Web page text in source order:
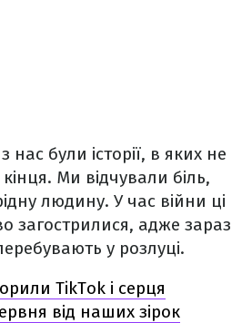
нас були історії, в яких не
Ми відчували біль,
людину. У час війни ці
загострилися, адже зараз
у розлуці.
TikTok і серця
від наших зірок